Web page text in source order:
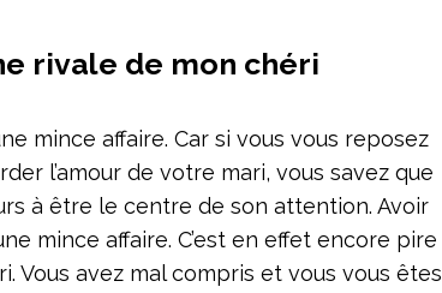
rivale de mon chéri
mince affaire. Car si vous vous reposez
l’amour de votre mari, vous savez que
à être le centre de son attention. Avoir
mince affaire. C’est en effet encore pire
Vous avez mal compris et vous vous êtes